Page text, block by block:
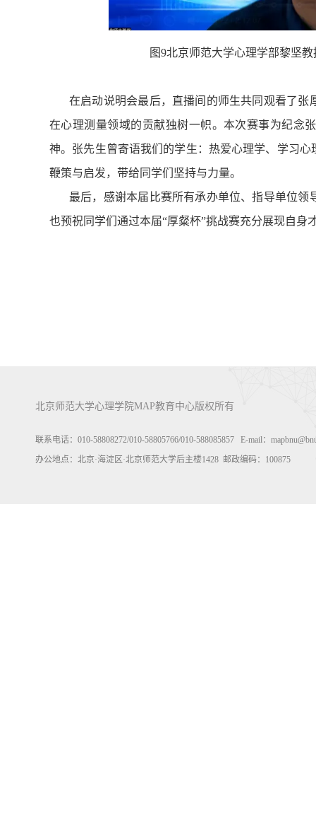
图9北京师范大学心理学部黎坚
在启动说明会最后，直播间的师生共同观看了
在心理测量领域的贡献独树一帜。本次赛事为纪念
神。张先生曾寄语我们的学生：热爱心理学、学习
鞭策与启发，带给同学们坚持与力量。
最后，感谢本届比赛所有承办单位、指导单位
也预祝同学们通过本届“厚粲杯”挑战赛充分展现自身
北京师范大学心理学院MAP教育中心版权所有
联系电话：010-58808272/010-58805766/010-588085857 E-mail：
办公地点：北京·海淀区·北京师范大学后主楼1428 邮政编码：100875